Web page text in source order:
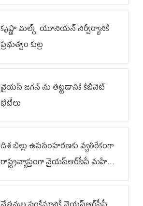
కృష్ణా మిల్క్‌ యూనియన్‌ నిర్వీర్యానికి
ప్రభుత్వం కుట్ర
వైయ‌స్ జగన్‌ ను తిట్టడానికే కేబినెట్‌
భేటీలు
దిశ బిల్లు ఉపసంహరణకు వ్యతిరేకంగా
రాష్ట్రవ్యాప్తంగా వైయ‌స్ఆర్‌సీపీ మహిళా
విభాగం ఆందోళనలు